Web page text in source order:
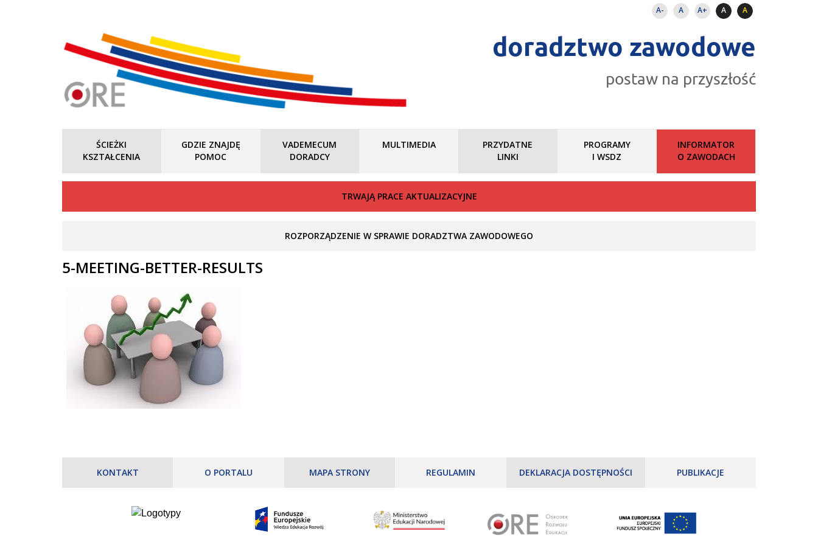
A- A A+ A A
doradztwo zawodowe
postaw na przyszłość
ŚCIEŻKI
KSZTAŁCENIA
GDZIE ZNAJDĘ
POMOC
VADEMECUM
DORADCY
MULTIMEDIA
PRZYDATNE
LINKI
PROGRAMY
I WSDZ
INFORMATOR
O ZAWODACH
TRWAJĄ PRACE AKTUALIZACYJNE
ROZPORZĄDZENIE W SPRAWIE DORADZTWA ZAWODOWEGO
5-MEETING-BETTER-RESULTS
KONTAKT O PORTALU MAPA STRONY REGULAMIN DEKLARACJA DOSTĘPNOŚCI PUBLIKACJE